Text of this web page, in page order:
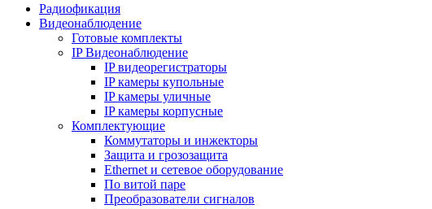
Радиофикация
Видеонаблюдение
Готовые комплекты
IP Видеонаблюдение
IP видеорегистраторы
IP камеры купольные
IP камеры уличные
IP камеры корпусные
Комплектующие
Коммутаторы и инжекторы
Защита и грозозащита
Ethernet и сетевое оборудование
По витой паре
Преобразователи сигналов